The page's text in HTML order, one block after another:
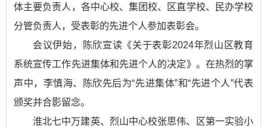
体主要负责人，各中心校、集团校、区直学校、民办学校
分管负责人，受表彰的先进个人参加表彰会。
会议伊始，陈欣宣读《关于表彰2024年烈山区教育
系统宣传工作先进集体和先进个人的决定》。在热烈的掌
声中，李慎海、陈欣先后为“先进集体”和“先进个人”代表
颁奖并合影留念。
淮北七中万建英、烈山中心校张思伟、区第一实验小